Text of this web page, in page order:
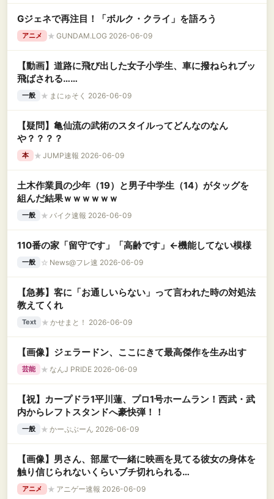
Gジェネで再注目！「ボルク・クライ」を語ろう
アニメ ★ GUNDAM.LOG 2026-06-09
【動画】道路に飛び出した女子小学生、車に撥ねられブッ
飛ばされる……
一般 ★ まにゅそく 2026-06-09
【疑問】亀仙流の武術のスタイルってどんなのなん
や？？？？
本 ★ JUMP速報 2026-06-09
土木作業員の少年（19）と男子中学生（14）がタッグを
組んだ結果ｗｗｗｗｗｗ
一般 ★ バイク速報 2026-06-09
110番の家「留守です」「高齢です」←機能してない模様
一般 ☆ News@フレ速 2026-06-09
【急募】客に「お通しいらない」って言われた時の対処法
教えてくれ
Text ★ かせまと！ 2026-06-09
【画像】ジェラードン、ここにきて最高傑作を生み出す
芸能 ★ なんJ PRIDE 2026-06-09
【祝】カープドラ1平川蓮、プロ1号ホームラン！西武・武
内からレフトスタンドへ豪快弾！！
一般 ★ かーぷぶーん 2026-06-09
【画像】男さん、部屋で一緒に映画を見てる彼女の身体を
触り信じられないくらいブチ切れられる
wwwwwwwwww
アニメ ★ アニゲー速報 2026-06-09